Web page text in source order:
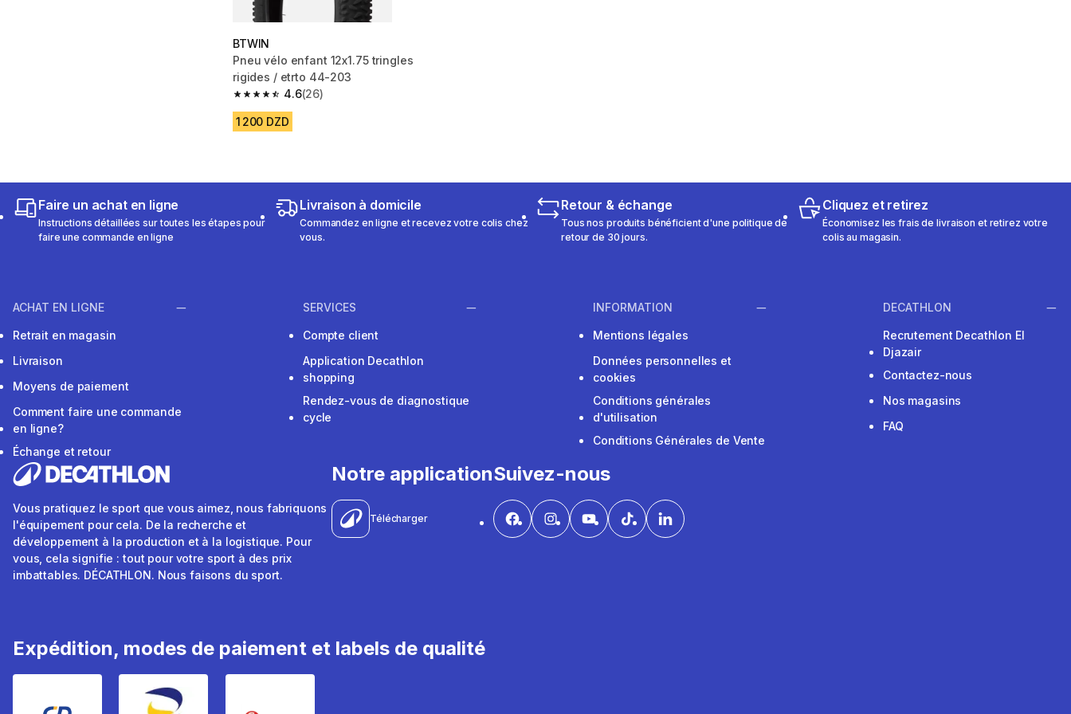
BTWIN
Pneu vélo enfant 12x1.75 tringles
rigides / etrto 44-203
4.6
4.6 out of 5 stars from 26 reviews
(26)
1 200 DZD
Faire un achat en ligne
Instructions détaillées sur toutes les étapes pour
faire une commande en ligne
Livraison à domicile
Commandez en ligne et recevez votre colis chez
vous.
Retour & échange
Tous nos produits bénéficient d'une politique de
retour de 30 jours.
Cliquez et retirez
Économisez les frais de livraison et retirez votre
colis au magasin.
ACHAT EN LIGNE
Retrait en magasin
Livraison
Moyens de paiement
Comment faire une commande
en ligne?
Échange et retour
SERVICES
Compte client
Application Decathlon
shopping
Rendez-vous de diagnostique
cycle
INFORMATION
Mentions légales
Données personnelles et
cookies
Conditions générales
d'utilisation
Conditions Générales de Vente
DECATHLON
Recrutement Decathlon El
Djazair
Contactez-nous
Nos magasins
FAQ
Vous pratiquez le sport que vous aimez, nous fabriquons
l'équipement pour cela. De la recherche et
développement à la production et à la logistique. Pour
vous, cela signifie : tout pour votre sport à des prix
imbattables. DÉCATHLON. Nous faisons du sport.
Notre application
Télécharger
Suivez-nous
Expédition, modes de paiement et labels de qualité